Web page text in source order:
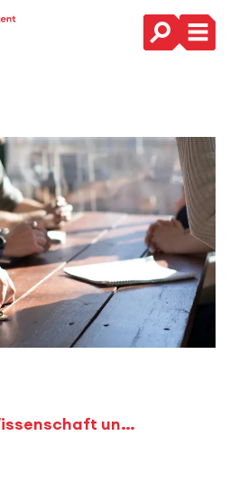
Dialog zwischen Wissenschaft und Gesellschaft